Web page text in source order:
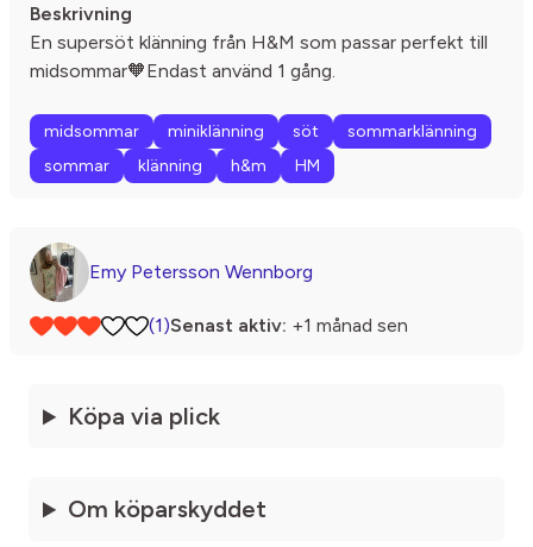
Beskrivning
En supersöt klänning från H&M som passar perfekt till
midsommar🧡Endast använd 1 gång.
midsommar miniklänning söt
sommarklänning
sommar
klänning h&m HM
Emy Petersson Wennborg
(1)Senast aktiv: +1 månad sen
Köpa via plick
Om köparskyddet